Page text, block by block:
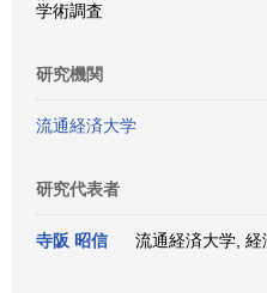
学術調査
研究機関
流通経済大学
研究代表者
寺阪 昭信 流通経済大学,